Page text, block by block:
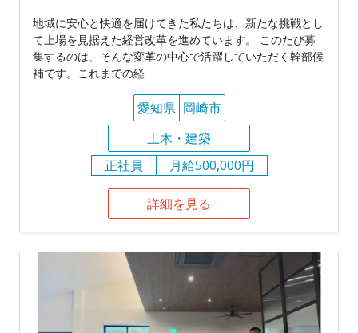
地域に安心と快適を届けてきた私たちは、新たな挑戦とし
て上場を見据えた経営改革を進めています。 このたび募
集するのは、そんな変革の中心で活躍していただく幹部候
補です。これまでの経
愛知県 岡崎市
土木・建築
正社員
月給500,000円
詳細を見る